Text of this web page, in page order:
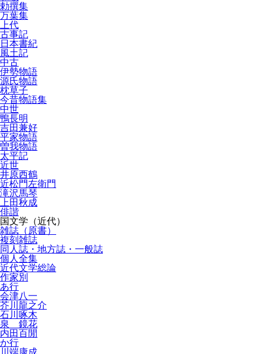
勅撰集
万葉集
上代
古事記
日本書紀
風土記
中古
伊勢物語
源氏物語
枕草子
今昔物語集
中世
鴨長明
吉田兼好
平家物語
曽我物語
太平記
近世
井原西鶴
近松門左衛門
滝沢馬琴
上田秋成
俳諧
国文学（近代）
雑誌（原書）
複刻雑誌
同人誌・地方誌・一般誌
個人全集
近代文学総論
作家別
あ行
会津八一
芥川龍之介
石川啄木
泉 鏡花
内田百閒
か行
川端康成